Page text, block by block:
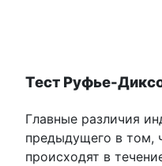
Тест Руфье-
Главные различия
предыдущего в том,
происходят в